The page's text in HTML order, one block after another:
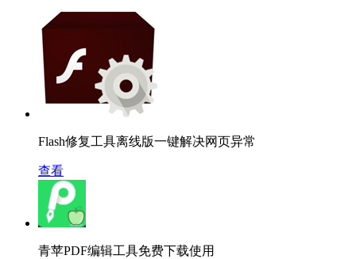
Flash修复工具离线版一键解决网页异常
查看
青苹PDF编辑工具免费下载使用